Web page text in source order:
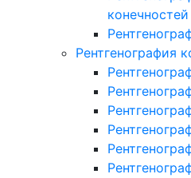
конечностей
Рентгенография